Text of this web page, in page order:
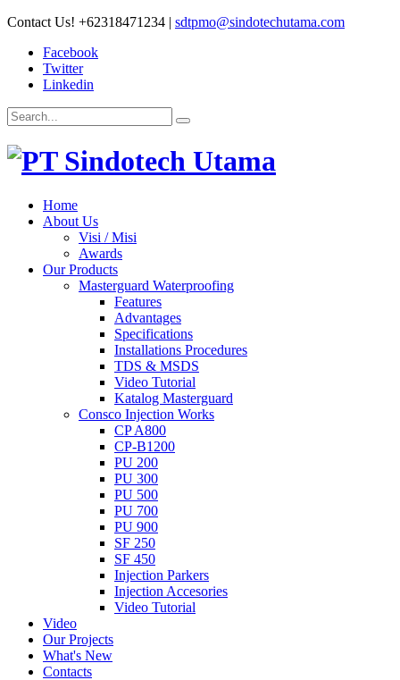
Contact Us! +62318471234 | sdtpmo@sindotechutama.com
Facebook
Twitter
Linkedin
Home
About Us
Visi / Misi
Awards
Our Products
Masterguard Waterproofing
Features
Advantages
Specifications
Installations Procedures
TDS & MSDS
Video Tutorial
Katalog Masterguard
Consco Injection Works
CP A800
CP-B1200
PU 200
PU 300
PU 500
PU 700
PU 900
SF 250
SF 450
Injection Parkers
Injection Accesories
Video Tutorial
Video
Our Projects
What's New
Contacts